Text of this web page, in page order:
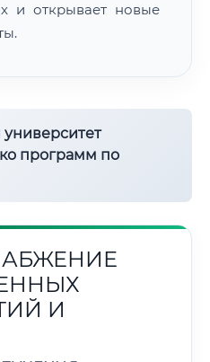
и открывает новые
программ по
И